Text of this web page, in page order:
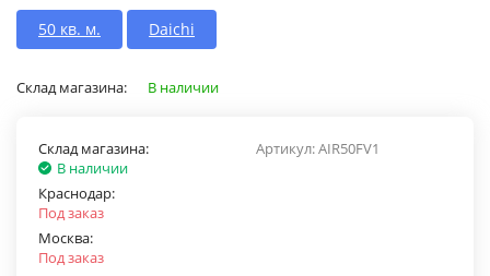
50 кв. м. Daichi
Склад магазина: В наличии
Артикул:AIR50FV1
Склад магазина:
В наличии
Краснодар:
Под заказ
Москва:
Под заказ